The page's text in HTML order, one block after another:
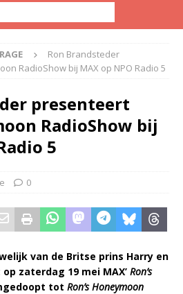
Ron Brandsteder
RadioShow bij MAX op NPO Radio 5
presenteert
RadioShow bij
5
0
van de Britse prins Harry en
zaterdag 19 mei MAX’ Ron’s
tot Ron’s Honeymoon